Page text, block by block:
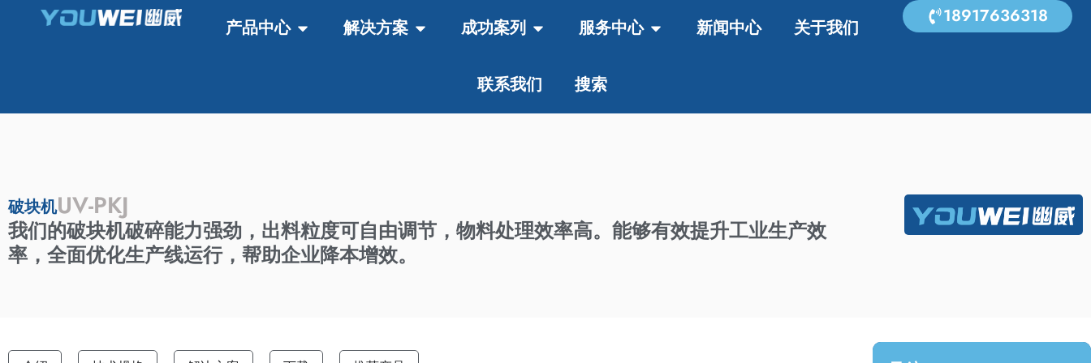
产品中心 解决方案 成功案列 服务中心 新闻中心 关于我们
联系我们 搜索
18917636318
破块机UV-PKJ
我们的破块机破碎能力强劲，出料粒度可自由调节，物料处理效率高。能够有效提升工业生产效
率，全面优化生产线运行，帮助企业降本增效。